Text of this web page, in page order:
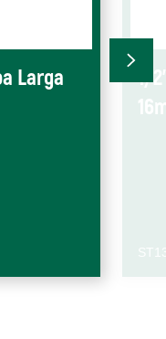
Larga
1/